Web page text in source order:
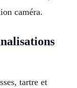
caméra.
tartre et